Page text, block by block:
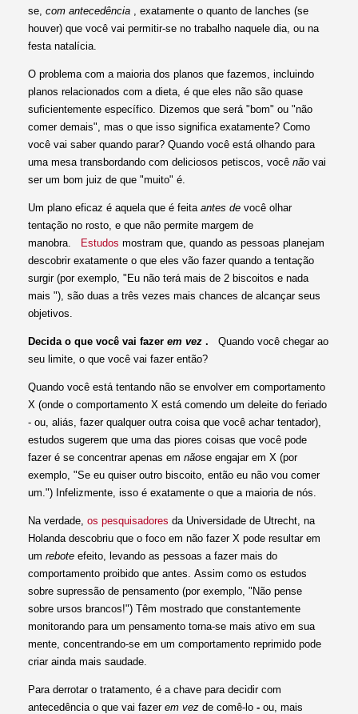
se, com antecedência, exatamente o quanto de lanches (se
houver) que você vai permitir-se no trabalho naquele dia, ou na
festa natalícia.
O problema com a maioria dos planos que fazemos, incluindo
planos relacionados com a dieta, é que eles não são quase
suficientemente específico. Dizemos que será "bom" ou "não
comer demais", mas o que isso significa exatamente? Como
você vai saber quando parar? Quando você está olhando para
uma mesa transbordando com deliciosos petiscos, você nãovai
ser um bom juiz de que "muito" é.
Um plano eficaz é aquela que é feita antes devocê olhar
tentação no rosto, e que não permite margem de
manobra. Estudos mostram que, quando as pessoas planejam
descobrir exatamente o que eles vão fazer quando a tentação
surgir (por exemplo, "Eu não terá mais de 2 biscoitos e nada
mais "), são duas a três vezes mais chances de alcançar seus
objetivos.
Decida o que você vai fazer em vez. Quando você chegar ao
seu limite, o que você vai fazer então?
Quando você está tentando não se envolver em comportamento
X (onde o comportamento X está comendo um deleite do feriado
- ou, aliás, fazer qualquer outra coisa que você achar tentador),
estudos sugerem que uma das piores coisas que você pode
fazer é se concentrar apenas em nãose engajar em X (por
exemplo, "Se eu quiser outro biscoito, então eu não vou comer
um.") Infelizmente, isso é exatamente o que a maioria de nós.
Na verdade, os pesquisadores da Universidade de Utrecht, na
Holanda descobriu que o foco em não fazer X pode resultar em
um reboteefeito, levando as pessoas a fazer mais do
comportamento proibido que antes. Assim como os estudos
sobre supressão de pensamento (por exemplo, "Não pense
sobre ursos brancos!") Têm mostrado que constantemente
monitorando para um pensamento torna-se mais ativo em sua
mente, concentrando-se em um comportamento reprimido pode
criar ainda mais saudade.
Para derrotar o tratamento, é a chave para decidir com
antecedência o que vai fazer em vezde comê-lo -ou, mais